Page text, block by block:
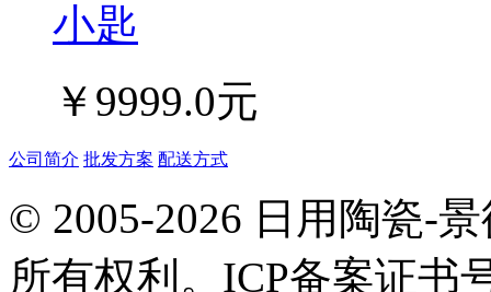
小匙
￥9999.0元
公司简介 批发方案 配送方式
© 2005-2026 日用陶瓷-
所有权利。ICP备案证书